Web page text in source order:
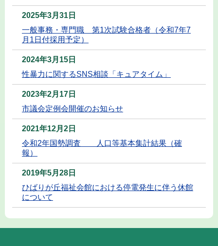
2025年3月31日
一般事務・専門職 第1次試験合格者（令和7年7
月1日付採用予定）
2024年3月15日
性暴力に関するSNS相談「キュアタイム」
2023年2月17日
市議会定例会開催のお知らせ
2021年12月2日
令和2年国勢調査 人口等基本集計結果（確
報）
2019年5月28日
ひばりが丘福祉会館における停電発生に伴う休館
について